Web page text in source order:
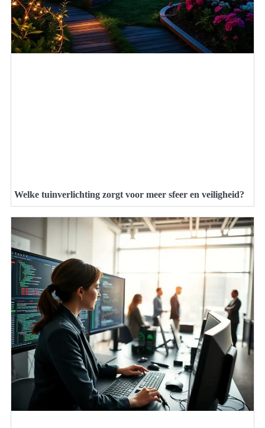
Welke tuinverlichting zorgt voor meer sfeer en veiligheid?